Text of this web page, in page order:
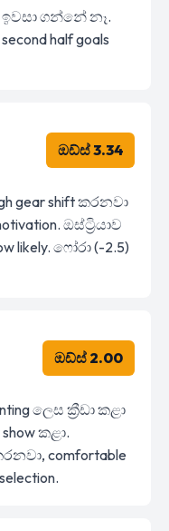
ඉවසා ගන්නේ නෑ.
half goals
ඔඩ්ස් 3.34
gear shift කරනවා
ඔස්ට්‍රියාව
likely. ෆෝරා (-2.5)
ඔඩ්ස් 2.00
ලෙස ක්‍රීඩා කළා
කළා.
comfortable